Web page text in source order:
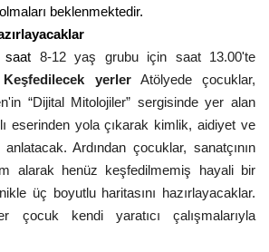
beklenmektedir.
8-12 yaş grubu için saat 13.00'te
Keşfedilecek yerlerAtölyede çocuklar,
“Dijital Mitolojiler” sergisinde yer alan
eserinden yola çıkarak kimlik, aidiyet ve
Ardından çocuklar, sanatçının
alarak henüz keşfedilmemiş hayali bir
üç boyutlu haritasını hazırlayacaklar.
çocuk kendi yaratıcı çalışmalarıyla